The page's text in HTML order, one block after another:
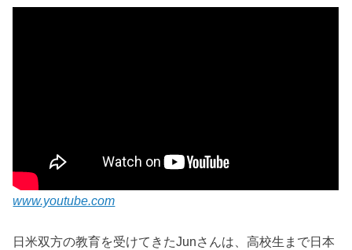
www.youtube.com
日米双方の教育を受けてきたJunさんは、高校生まで日本